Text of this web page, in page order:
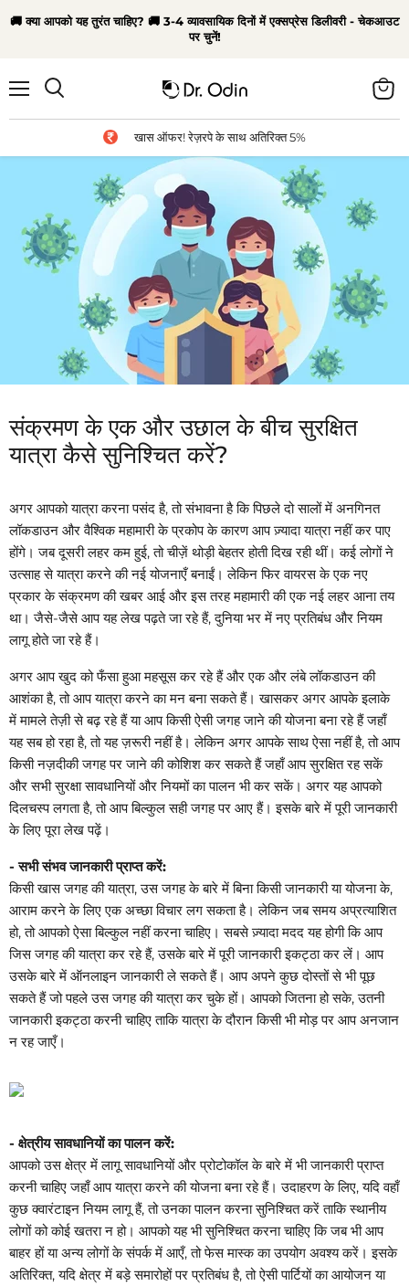
🚚 क्या आपको यह तुरंत चाहिए? 🚚 3-4 व्यावसायिक दिनों में एक्सप्रेस डिलीवरी - चेकआउट
पर चुनें!
खास ऑफर! रेज़रपे के साथ अतिरिक्त 5%
देंखे
संक्रमण के एक और उछाल के बीच सुरक्षित
यात्रा कैसे सुनिश्चित करें?
अगर आपको यात्रा करना पसंद है, तो संभावना है कि पिछले दो सालों में अनगिनत
लॉकडाउन और वैश्विक महामारी के प्रकोप के कारण आप ज़्यादा यात्रा नहीं कर पाए
होंगे। जब दूसरी लहर कम हुई, तो चीज़ें थोड़ी बेहतर होती दिख रही थीं। कई लोगों ने
उत्साह से यात्रा करने की नई योजनाएँ बनाईं। लेकिन फिर वायरस के एक नए
प्रकार के संक्रमण की खबर आई और इस तरह महामारी की एक नई लहर आना तय
था। जैसे-जैसे आप यह लेख पढ़ते जा रहे हैं, दुनिया भर में नए प्रतिबंध और नियम
लागू होते जा रहे हैं।
अगर आप खुद को फँसा हुआ महसूस कर रहे हैं और एक और लंबे लॉकडाउन की
आशंका है, तो आप यात्रा करने का मन बना सकते हैं। खासकर अगर आपके इलाके
में मामले तेज़ी से बढ़ रहे हैं या आप किसी ऐसी जगह जाने की योजना बना रहे हैं जहाँ
यह सब हो रहा है, तो यह ज़रूरी नहीं है। लेकिन अगर आपके साथ ऐसा नहीं है, तो आप
किसी नज़दीकी जगह पर जाने की कोशिश कर सकते हैं जहाँ आप सुरक्षित रह सकें
और सभी सुरक्षा सावधानियों और नियमों का पालन भी कर सकें। अगर यह आपको
दिलचस्प लगता है, तो आप बिल्कुल सही जगह पर आए हैं। इसके बारे में पूरी जानकारी
के लिए पूरा लेख पढ़ें।
- सभी संभव जानकारी प्राप्त करें:
किसी खास जगह की यात्रा, उस जगह के बारे में बिना किसी जानकारी या योजना के,
आराम करने के लिए एक अच्छा विचार लग सकता है। लेकिन जब समय अप्रत्याशित
हो, तो आपको ऐसा बिल्कुल नहीं करना चाहिए। सबसे ज़्यादा मदद यह होगी कि आप
जिस जगह की यात्रा कर रहे हैं, उसके बारे में पूरी जानकारी इकट्ठा कर लें। आप
उसके बारे में ऑनलाइन जानकारी ले सकते हैं। आप अपने कुछ दोस्तों से भी पूछ
सकते हैं जो पहले उस जगह की यात्रा कर चुके हों। आपको जितना हो सके, उतनी
जानकारी इकट्ठा करनी चाहिए ताकि यात्रा के दौरान किसी भी मोड़ पर आप अनजान
न रह जाएँ।
- क्षेत्रीय सावधानियों का पालन करें:
आपको उस क्षेत्र में लागू सावधानियों और प्रोटोकॉल के बारे में भी जानकारी प्राप्त
करनी चाहिए जहाँ आप यात्रा करने की योजना बना रहे हैं। उदाहरण के लिए, यदि वहाँ
कुछ क्वारंटाइन नियम लागू हैं, तो उनका पालन करना सुनिश्चित करें ताकि स्थानीय
लोगों को कोई खतरा न हो। आपको यह भी सुनिश्चित करना चाहिए कि जब भी आप
बाहर हों या अन्य लोगों के संपर्क में आएँ,तो फेस मास्क काउपयोग अवश्य करें। इसके
अतिरिक्त, यदि क्षेत्र में बड़े समारोहों पर प्रतिबंध है, तो ऐसी पार्टियों का आयोजन या